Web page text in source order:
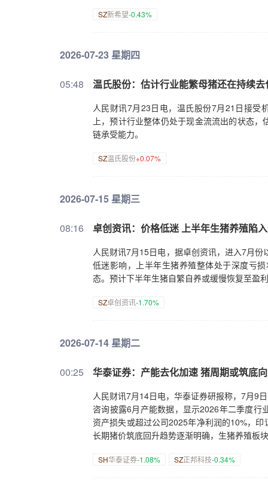
SZ新希望-0.43%
2026-07-23 星期四
05:48 温氏股份：估计行业能繁母猪还在持续去
人民财讯7月23日电，温氏股份7月21日接受
上，预计行业整体仍处于现金流流出的状态
链承受能力。
SZ温氏股份+0.07%
2026-07-15 星期三
08:16 卓创资讯：价格低迷 上半年生猪养殖陷
人民财讯7月15日电，据卓创资讯，进入7月
低迷影响，上半年生猪养殖整体处于深度亏
态。预计下半年生猪自繁自养或缓慢恢复至盈
SZ卓创资讯-1.70%
2026-07-14 星期二
00:25 华泰证券：产能去化加速 猪周期或筑底
人民财讯7月14日电，华泰证券研报称，7月9
咨询披露6月产能数据，显示2026年二季度行
资产损失或超过公司2025年净利润的10%，
长期猪价筑底回升趋势逐渐明确，生猪养殖板
SH华泰证券-1.08% SZ正邦科技-0.34%